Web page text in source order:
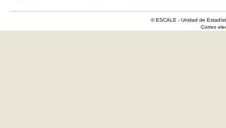
© ESCALE - Unidad de
Correo